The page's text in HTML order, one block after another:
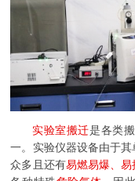
实验室搬迁是各类
一。实验仪器设备由于其
众多且还有易燃易爆、易